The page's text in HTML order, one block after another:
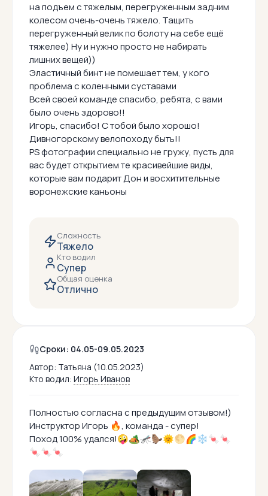
на подъем с тяжелым, перегруженным задним
колесом очень-очень тяжело. Тащить
перегруженный велик по болоту на себе ещё
тяжелее) Ну и нужно просто не набирать
лишних вещей))
Эластичный бинт не помешает тем, у кого
проблема с коленными суставами
Всей своей команде спасибо, ребята, с вами
было очень здорово!!
Игорь, спасибо! С тобой было хорошо!
Дивногорскому велопоходу быть!!
PS фотографии специально не гружу, пусть для
вас будет открытием те красивейшие виды,
которые вам подарит Дон и восхитительные
воронежские каньоны
Сложность
Тяжело
Кто водил
Супер
Общая оценка
Отлично
Сроки: 04.05-09.05.2023
Автор: Татьяна (10.05.2023)
Кто водил: Игорь Иванов
Полностью согласна с предыдущим отзывом!)
Инструктор Игорь 🔥, команда - супер!
Поход 100% удался!🤪🏕🦟🦫🌞🌕🌈❄️🍬🍬
🍬🍬🍬